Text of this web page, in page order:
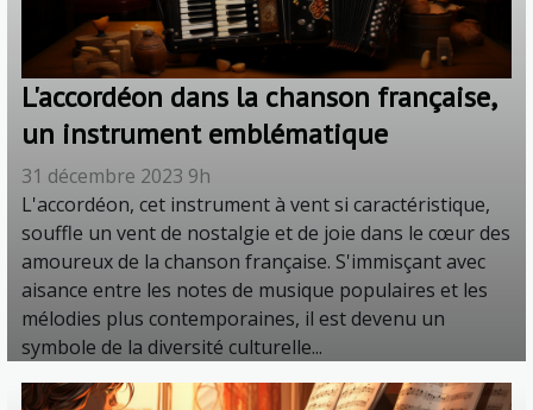
L'accordéon dans la chanson française,
un instrument emblématique
31 décembre 2023 9h
L'accordéon, cet instrument à vent si caractéristique,
souffle un vent de nostalgie et de joie dans le cœur des
amoureux de la chanson française. S'immisçant avec
aisance entre les notes de musique populaires et les
mélodies plus contemporaines, il est devenu un
symbole de la diversité culturelle...